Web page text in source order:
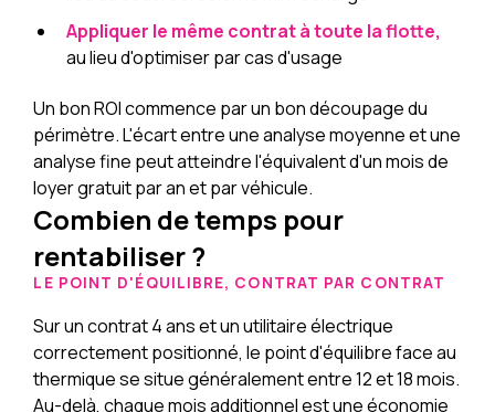
Appliquer le même contrat à toute la flotte,
au lieu d'optimiser par cas d'usage
Un bon ROI commence par un bon découpage du
périmètre. L'écart entre une analyse moyenne et une
analyse fine peut atteindre l'équivalent d'un mois de
loyer gratuit par an et par véhicule.
Combien de temps pour
rentabiliser ?
LE POINT D'ÉQUILIBRE, CONTRAT PAR CONTRAT
Sur un contrat 4 ans et un utilitaire électrique
correctement positionné, le point d'équilibre face au
thermique se situe généralement entre 12 et 18 mois.
Au-delà, chaque mois additionnel est une économie